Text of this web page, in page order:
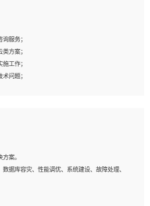
等常规深度学习框架，快速根据客户需求实现
：Python，Java；
目实践，熟悉问答系统全流程开发者优先；
服务；
方案；
工作；
问题；
验，计算机等相关专业；
IO 等相关原理；
、V2V迁移能力；
计算及云存储技术；
间件部署架构和运维方法；
案。
据库容灾、性能调优、系统建设、故障处理、